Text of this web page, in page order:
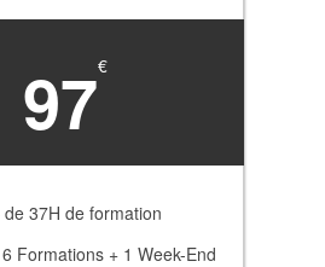
97€
de 37H de formation
Formations + 1 Week-End